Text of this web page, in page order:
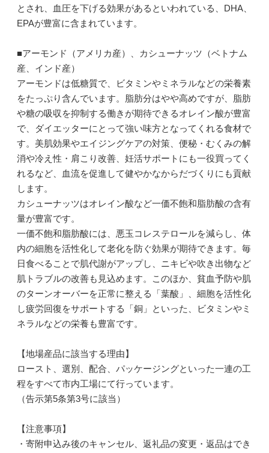
とされ、血圧を下げる効果があるといわれている、DHA、
EPAが豊富に含まれています。
■アーモンド（アメリカ産）、カシューナッツ（ベトナム
産、インド産）
アーモンドは低糖質で、ビタミンやミネラルなどの栄養素
をたっぷり含んでいます。脂肪分はやや高めですが、脂肪
や糖の吸収を抑制する働きが期待できるオレイン酸が豊富
で、ダイエッターにとって強い味方となってくれる食材で
す。美肌効果やエイジングケアの対策、便秘・むくみの解
消や冷え性・肩こり改善、妊活サポートにも一役買ってく
れるなど、血流を促進して健やかなからだづくりにも貢献
します。
カシューナッツはオレイン酸など一価不飽和脂肪酸の含有
量が豊富です。
一価不飽和脂肪酸には、悪玉コレステロールを減らし、体
内の細胞を活性化して老化を防ぐ効果が期待できます。毎
日食べることで肌代謝がアップし、ニキビや吹き出物など
肌トラブルの改善も見込めます。このほか、貧血予防や肌
のターンオーバーを正常に整える「葉酸」、細胞を活性化
し疲労回復をサポートする「銅」といった、ビタミンやミ
ネラルなどの栄養も豊富です。
【地場産品に該当する理由】
ロースト、選別、配合、パッケージングといった一連の工
程をすべて市内工場にて行っています。
（告示第5条第3号に該当）
【注意事項】
・寄附申込み後のキャンセル、返礼品の変更・返品はでき